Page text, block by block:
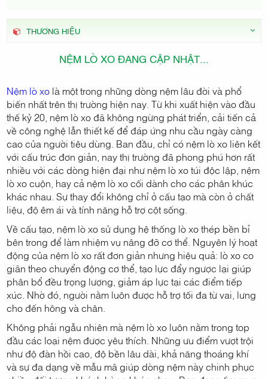
THƯƠNG HIỆU
NỆM LÒ XO ĐANG CẬP NHẬT...
Nệm lò xo là một trong những dòng nệm lâu đời và phổ
biến nhất trên thị trường hiện nay. Từ khi xuất hiện vào đầu
thế kỷ 20, nệm lò xo đã không ngừng phát triển, cải tiến cả
về công nghệ lẫn thiết kế để đáp ứng nhu cầu ngày càng
cao của người tiêu dùng. Ban đầu, chỉ có nệm lò xo liên kết
với cấu trúc đơn giản, nay thị trường đã phong phú hơn rất
nhiều với các dòng hiện đại như nệm lò xo túi độc lập, nệm
lò xo cuộn, hay cả nệm lò xo cối dành cho các phân khúc
khác nhau. Sự thay đổi không chỉ ở cấu tạo mà còn ở chất
liệu, độ êm ái và tính năng hỗ trợ cột sống.
Về cấu tạo, nệm lò xo sử dụng hệ thống lò xo thép bền bỉ
bên trong để làm nhiệm vụ nâng đỡ cơ thể. Nguyên lý hoạt
động của nệm lò xo rất đơn giản nhưng hiệu quả: lò xo co
giãn theo chuyển động cơ thể, tạo lực đẩy ngược lại giúp
phân bổ đều trọng lượng, giảm áp lực tại các điểm tiếp
xúc. Nhờ đó, người nằm luôn được hỗ trợ tối đa từ vai, lưng
cho đến hông và chân.
Không phải ngẫu nhiên mà nệm lò xo luôn nằm trong top
đầu các loại nệm được yêu thích. Những ưu điểm vượt trội
như độ đàn hồi cao, độ bền lâu dài, khả năng thoáng khí
và sự đa dạng về mẫu mã giúp dòng nệm này chinh phục